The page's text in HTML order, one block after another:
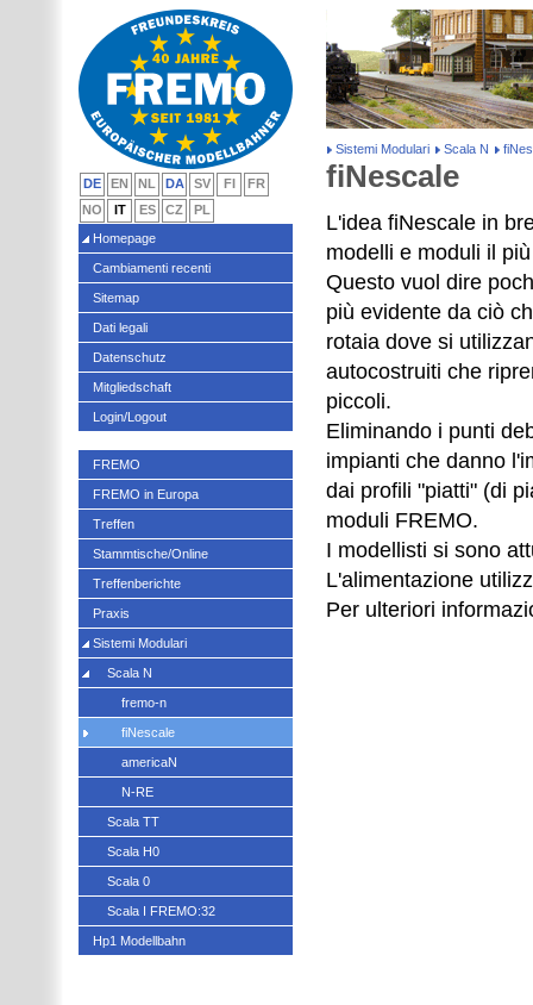
Sistemi Modulari Scala N
fiNescale
L'idea fiNescale in
modelli e moduli il
Questo vuol dire
più evidente da ciò
rotaia dove si
autocostruiti che
piccoli.
Eliminando i punti
impianti che danno
dai profili "piatti" (di
moduli FREMO.
I modellisti si sono
L'alimentazione
Per ulteriori
DE EN NL DA SV FI
FR
NO
IT ES CZ
PL
Homepage
Cambiamenti recenti
Sitemap
Dati legali
Datenschutz
Mitgliedschaft
Login/Logout
FREMO
FREMO in Europa
Treffen
Stammtische/Online
Treffenberichte
Praxis
Sistemi Modulari
Scala N
fremo-n
fiNescale
americaN
N-RE
Scala TT
Scala H0
Scala 0
Scala I FREMO:32
Hp1 Modellbahn